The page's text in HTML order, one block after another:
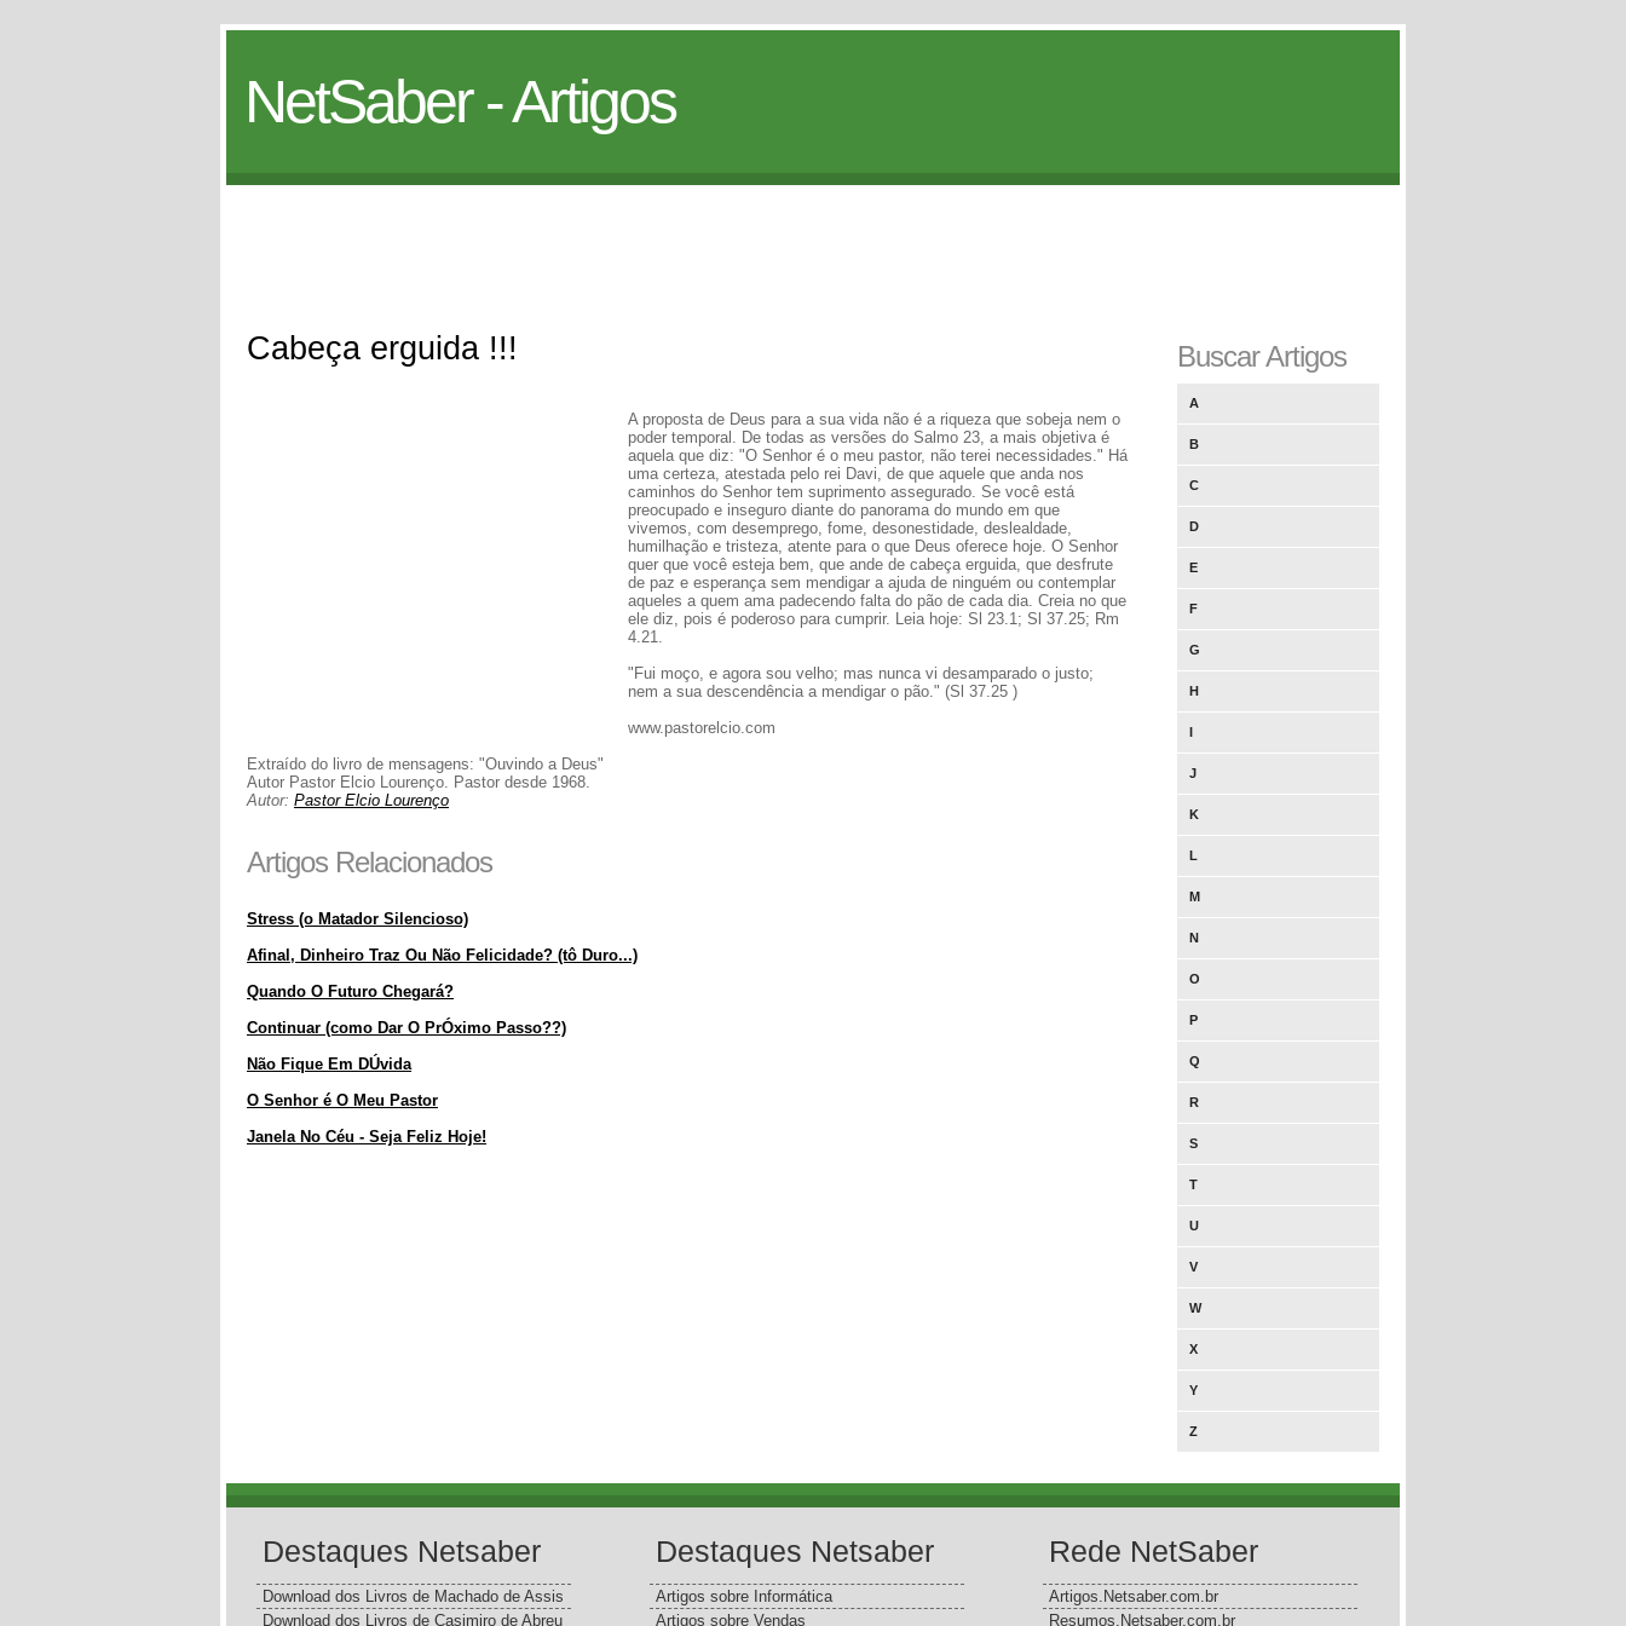
NetSaber - Artigos
Cabeça erguida !!!
A proposta de Deus para a sua vida não é a riqueza que sobeja nem o
poder temporal. De todas as versões do Salmo 23, a mais objetiva é
aquela que diz: "O Senhor é o meu pastor, não terei necessidades." Há
uma certeza, atestada pelo rei Davi, de que aquele que anda nos
caminhos do Senhor tem suprimento assegurado. Se você está
preocupado e inseguro diante do panorama do mundo em que
vivemos, com desemprego, fome, desonestidade, deslealdade,
humilhação e tristeza, atente para o que Deus oferece hoje. O Senhor
quer que você esteja bem, que ande de cabeça erguida, que desfrute
de paz e esperança sem mendigar a ajuda de ninguém ou contemplar
aqueles a quem ama padecendo falta do pão de cada dia. Creia no que
ele diz, pois é poderoso para cumprir. Leia hoje: Sl 23.1; Sl 37.25; Rm
4.21.
"Fui moço, e agora sou velho; mas nunca vi desamparado o justo;
nem a sua descendência a mendigar o pão." (Sl 37.25 )
www.pastorelcio.com
Extraído do livro de mensagens: "Ouvindo a Deus"
Autor Pastor Elcio Lourenço. Pastor desde 1968.
Autor: Pastor Elcio Lourenço
Artigos Relacionados
Stress (o Matador Silencioso)
Afinal, Dinheiro Traz Ou Não Felicidade? (tô Duro...)
Quando O Futuro Chegará?
Continuar (como Dar O PrÓximo Passo??)
Não Fique Em DÚvida
O Senhor é O Meu Pastor
Janela No Céu - Seja Feliz Hoje!
Buscar Artigos
A
B
C
D
E
F
G
H
I
J
K
L
M
N
O
P
Q
R
S
T
U
V
W
X
Y
Z
Destaques Netsaber
Download dos Livros de Machado de Assis
Download dos Livros de Casimiro de Abreu
Destaques Netsaber
Artigos sobre Informática
Artigos sobre Vendas
Rede NetSaber
Artigos.Netsaber.com.br
Resumos.Netsaber.com.br